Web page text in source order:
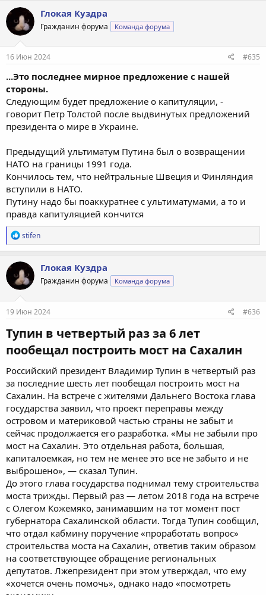
к
ц
и
и
:
Глокая Куздра
Гражданин форума Команда форума
16 Июн 2024 #635
...Это последнее мирное предложение с нашей
стороны.
Следующим будет предложение о капитуляции, -
говорит Петр Толстой после выдвинутых предложений
президента о мире в Украине.
Предыдущий ультиматум Путина был о возвращении
НАТО на границы 1991 года.
Кончилось тем, что нейтральные Швеция и Финляндия
вступили в НАТО.
Путину надо бы поаккуратнее с ультиматумами, а то и
правда капитуляцией кончится
Р
е
а
к
ц
и
и
:
stifen
Глокая Куздра
Гражданин форума Команда форума
19 Июн 2024 #636
Тупин в четвертый раз за 6 лет
пообещал построить мост на Сахалин​
Российский президент Владимир Тупин в четвертый раз
за последние шесть лет пообещал построить мост на
Сахалин. На встрече с жителями Дальнего Востока глава
государства заявил, что проект переправы между
островом и материковой частью страны не забыт и
сейчас продолжается его разработка. «Мы не забыли про
мост на Сахалин. Это отдельная работа, большая,
капиталоемкая, но тем не менее это все не забыто и не
выброшено», — сказал Тупин.
До этого глава государства поднимал тему строительства
моста трижды. Первый раз — летом 2018 года на встрече
с Олегом Кожемяко, занимавшим на тот момент пост
губернатора Сахалинской области. Тогда Тупин сообщил,
что отдал кабмину поручение «проработать вопрос»
строительства моста на Сахалин, ответив таким образом
на соответствующее обращение региональных
депутатов. Лжепрезидент при этом утверждал, что ему
«хочется очень помочь», однако надо «посмотреть